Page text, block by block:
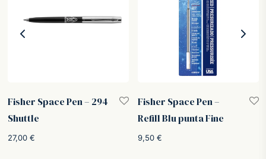
Fisher Space Pen – 294
Shuttle
27,00 €
Fisher Space Pen –
Refill Blu punta Fine
9,50 €